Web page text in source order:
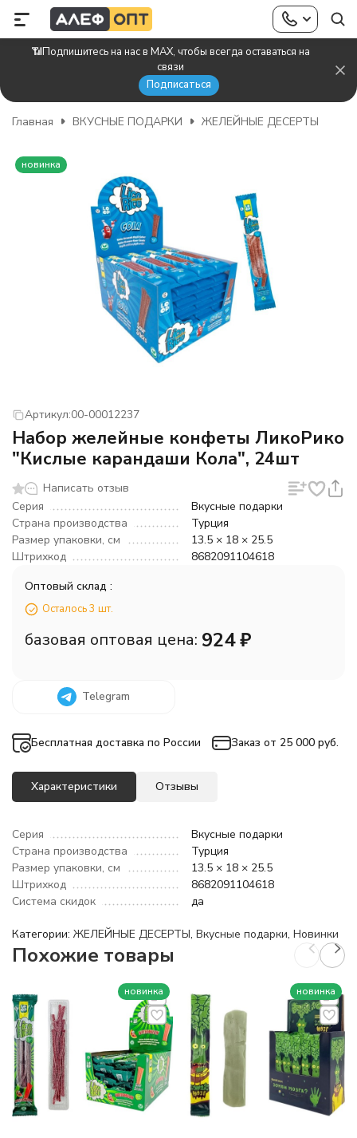
📶Подпишитесь на нас в MAX, чтобы всегда оставаться на
связи
Подписаться
Главная ВКУСНЫЕ ПОДАРКИ ЖЕЛЕЙНЫЕ ДЕСЕРТЫ
новинка
Артикул:00-00012237
Набор желейные конфеты ЛикоРико
"Кислые карандаши Кола", 24шт
Написать отзыв
Серия
Вкусные подарки
Страна производства
Турция
Размер упаковки, см
13.5 × 18 × 25.5
Штрихкод
8682091104618
Оптовый склад :
Осталось 3 шт.
базовая оптовая цена: 924₽
Telegram
Бесплатная доставка по России Заказ от 25 000 руб.
Характеристики Отзывы
Серия
Вкусные подарки
Страна производства
Турция
Размер упаковки, см
13.5 × 18 × 25.5
Штрихкод
8682091104618
Система скидок
да
Категории: ЖЕЛЕЙНЫЕ ДЕСЕРТЫ, Вкусные подарки, Новинки
Похожие товары
новинка новинка